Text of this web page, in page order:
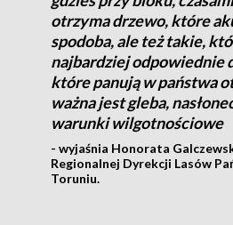
otrzyma drzewo, które
spodoba, ale też takie,
najbardziej odpowiednie
które panują w państwa
ważna jest gleba,
warunki wilgotnościowe
- wyjaśnia Honorata
Regionalnej Dyrekcji Lasów
Toruniu.